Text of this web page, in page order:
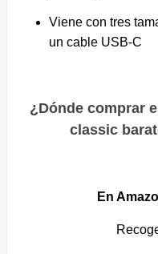
Viene con tres
un cable USB-C
¿Dónde comprar
classic
En